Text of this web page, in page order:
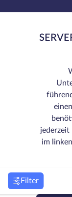
jederzeit
im
Filter